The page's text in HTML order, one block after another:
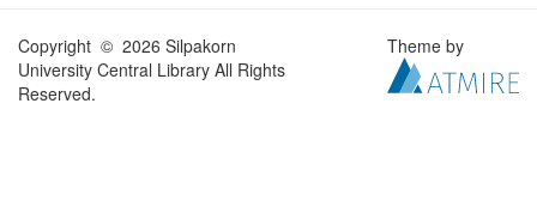
Copyright © 2026 Silpakorn
University Central Library All Rights
Reserved.
Theme by